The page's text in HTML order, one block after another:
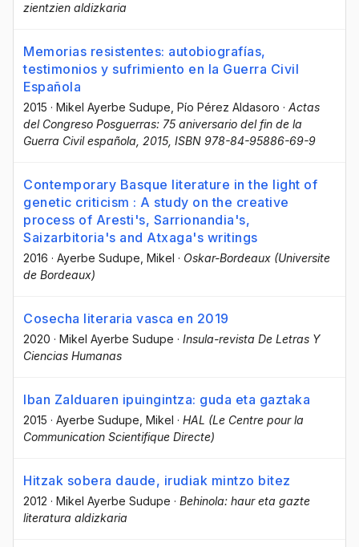
zientzien aldizkaria
Memorias resistentes: autobiografías,
testimonios y sufrimiento en la Guerra Civil
Española
2015 · Mikel Ayerbe Sudupe , Pío Pérez Aldasoro · Actas
del Congreso Posguerras: 75 aniversario del fin de la
Guerra Civil española, 2015, ISBN 978-84-95886-69-9
Contemporary Basque literature in the light of
genetic criticism : A study on the creative
process of Aresti's, Sarrionandia's,
Saizarbitoria's and Atxaga's writings
2016 · Ayerbe Sudupe, Mikel · Oskar-Bordeaux (Universite
de Bordeaux)
Cosecha literaria vasca en 2019
2020 · Mikel Ayerbe Sudupe · Insula-revista De Letras Y
Ciencias Humanas
Iban Zalduaren ipuingintza: guda eta gaztaka
2015 · Ayerbe Sudupe, Mikel · HAL (Le Centre pour la
Communication Scientifique Directe)
Hitzak sobera daude, irudiak mintzo bitez
2012 · Mikel Ayerbe Sudupe · Behinola: haur eta gazte
literatura aldizkaria